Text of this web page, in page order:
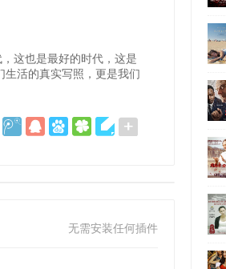
这也是最好的时代，这是
活的真实写照，更是我们
无需安装任何插件